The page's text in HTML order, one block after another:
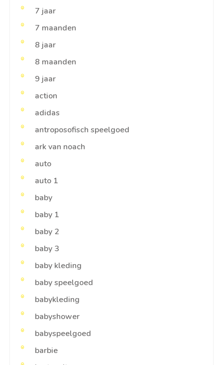
7 jaar
7 maanden
8 jaar
8 maanden
9 jaar
action
adidas
antroposofisch speelgoed
ark van noach
auto
auto 1
baby
baby 1
baby 2
baby 3
baby kleding
baby speelgoed
babykleding
babyshower
babyspeelgoed
barbie